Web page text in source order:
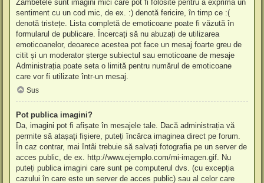
Zâmbetele sunt imagini mici care pot fi folosite pentru a exprima un
sentiment cu un cod mic, de ex. :) denotă fericire, în timp ce :(
denotă tristețe. Lista completă de emoticoane poate fi văzută în
formularul de publicare. Încercați să nu abuzați de utilizarea
emoticoanelor, deoarece acestea pot face un mesaj foarte greu de
citit și un moderator șterge subiectul sau emoticoane de mesaje
Administrația poate seta o limită pentru numărul de emoticoane
care vor fi utilizate într-un mesaj.
Sus
Pot publica imagini?
Da, imagini pot fi afișate în mesajele tale. Dacă administrația vă
permite să atașați fișiere, puteți încărca imaginea direct pe forum.
În caz contrar, mai întâi trebuie să salvați fotografia pe un server de
acces public, de ex. http://www.ejemplo.com/mi-imagen.gif. Nu
puteți publica imagini care sunt pe computerul dvs. (cu excepția
cazului în care este un server de acces public) sau al celor care